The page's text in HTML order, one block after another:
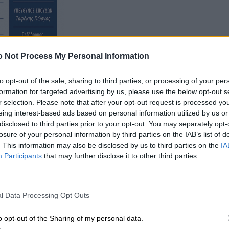
Not Process My Personal Information
opt-out of the sale, sharing to third parties, or processing of your
for targeted advertising by us, please use the below opt-out
selection. Please note that after your opt-out request is processed
interest-based ads based on personal information utilized by us
to third parties prior to your opt-out. You may separately
of your personal information by third parties on the IAB’s list of
This information may also be disclosed by us to third parties on the
Participants that may further disclose it to other third parties.
Data Processing Opt Outs
opt-out of the Sharing of my personal data.
εντοπίστηκε 11 χιλιόμετρα νοτιοανατολικά
νεότερη αναθεωρημένη λύση, το επίκεντρο
Ραπτόπουλου Ευρυτανίας.